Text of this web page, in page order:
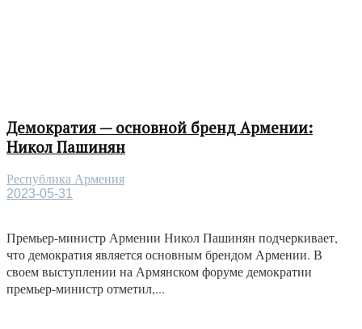
Демократия — основной бренд Армении:
Никол Пашинян
Республика Армения
2023-05-31
Премьер-министр Армении Никол Пашинян подчеркивает,
что демократия является основным брендом Армении. В
своем выступлении на Армянском форуме демократии
премьер-министр отметил,...